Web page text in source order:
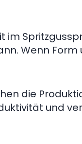
Wenn Form
die
und